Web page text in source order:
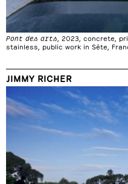
Pont des arts, 2023, concrete,
stainless, public work in Sète,
JIMMY RICHER